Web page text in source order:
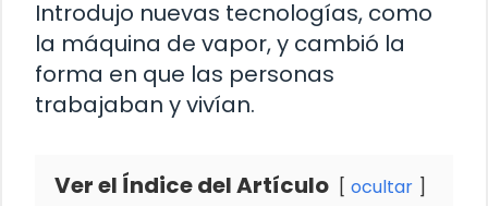
Introdujo nuevas tecnologías, como
la máquina de vapor, y cambió la
forma en que las personas
trabajaban y vivían.
Ver el Índice del Artículo ocultar